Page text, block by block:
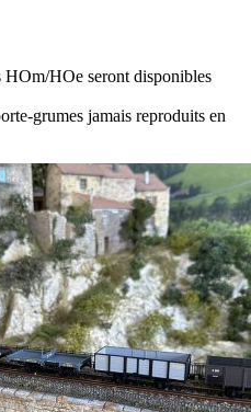
HOe seront disponibles
grumes jamais reproduits en